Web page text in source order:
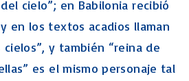
cielo”; en Babilonia recibió
en los textos acadios llaman
y también “reina de
es el mismo personaje tal